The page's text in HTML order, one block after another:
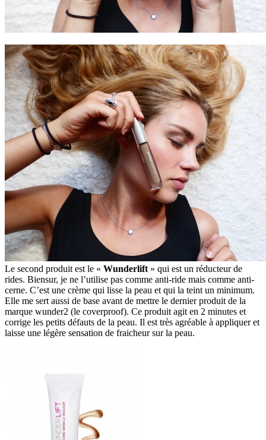
Le second produit est le « Wunderlift » qui est un réducteur de
rides. Biensur, je ne l’utilise pas comme anti-ride mais comme anti-
cerne. C’est une crème qui lisse la peau et qui la teint un minimum.
Elle me sert aussi de base avant de mettre le dernier produit de la
marque wunder2 (le coverproof). Ce produit agit en 2 minutes et
corrige les petits défauts de la peau. Il est très agréable à appliquer et
laisse une légère sensation de fraicheur sur la peau.